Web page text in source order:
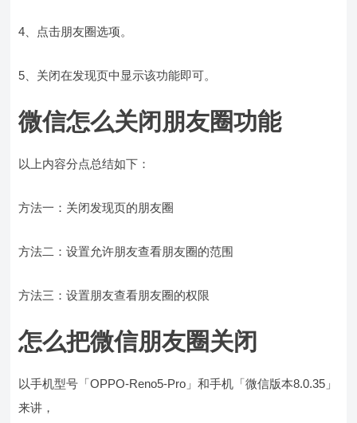
4、点击朋友圈选项。
5、关闭在发现页中显示该功能即可。
微信怎么关闭朋友圈功能
以上内容分点总结如下：
方法一：关闭发现页的朋友圈
方法二：设置允许朋友查看朋友圈的范围
方法三：设置朋友查看朋友圈的权限
怎么把微信朋友圈关闭
以手机型号「OPPO-Reno5-Pro」和手机「微信版本8.0.35」
来讲，